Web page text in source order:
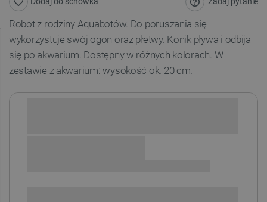
Robot z rodziny Aquabotów. Do poruszania się
wykorzystuje swój ogon oraz płetwy. Konik pływa i odbija
się po akwarium. Dostępny w różnych kolorach. W
zestawie z akwarium: wysokość ok. 20 cm.